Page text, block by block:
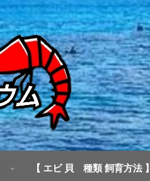
【 エビ 貝 種類 飼育方法 】